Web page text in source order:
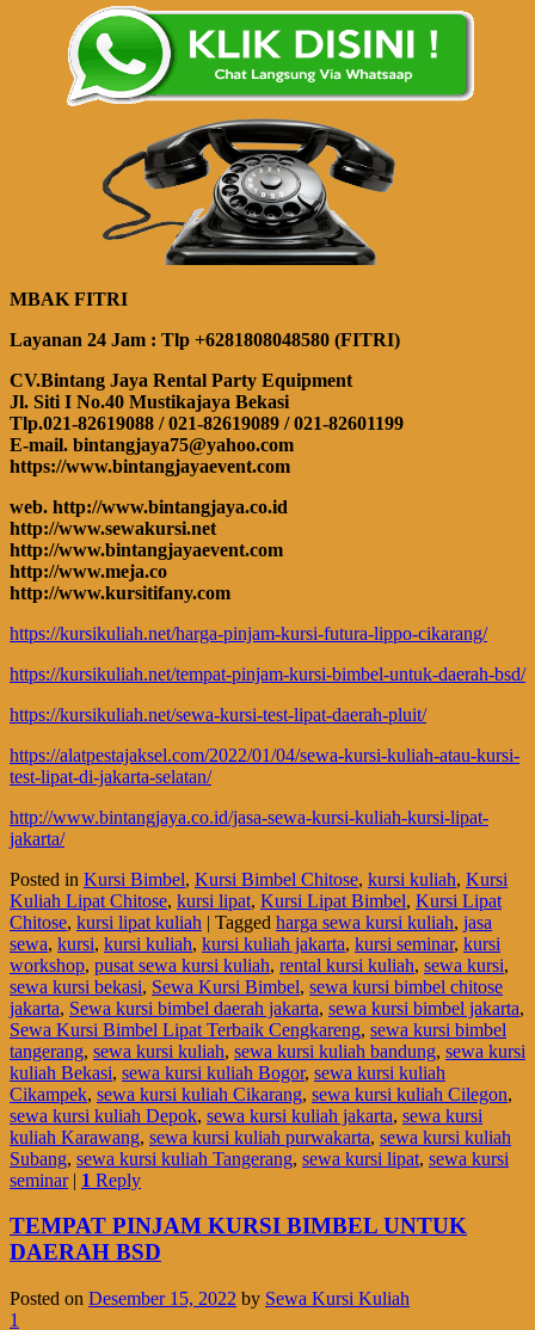
MBAK FITRI
Layanan 24 Jam : Tlp +6281808048580 (FITRI)
CV.Bintang Jaya Rental Party Equipment
Jl. Siti I No.40 Mustikajaya Bekasi
Tlp.021-82619088 / 021-82619089 / 021-82601199
E-mail. bintangjaya75@yahoo.com
https://www.bintangjayaevent.com
web. http://www.bintangjaya.co.id
http://www.sewakursi.net
http://www.bintangjayaevent.com
http://www.meja.co
http://www.kursitifany.com
https://kursikuliah.net/harga-pinjam-kursi-futura-lippo-cikarang/
https://kursikuliah.net/tempat-pinjam-kursi-bimbel-untuk-daerah-bsd/
https://kursikuliah.net/sewa-kursi-test-lipat-daerah-pluit/
https://alatpestajaksel.com/2022/01/04/sewa-kursi-kuliah-atau-kursi-
test-lipat-di-jakarta-selatan/
http://www.bintangjaya.co.id/jasa-sewa-kursi-kuliah-kursi-lipat-
jakarta/
Posted in Kursi Bimbel, Kursi Bimbel Chitose, kursi kuliah, Kursi
Kuliah Lipat Chitose, kursi lipat, Kursi Lipat Bimbel, Kursi Lipat
Chitose, kursi lipat kuliah | Tagged harga sewa kursi kuliah, jasa
sewa, kursi, kursi kuliah, kursi kuliah jakarta, kursi seminar, kursi
workshop, pusat sewa kursi kuliah, rental kursi kuliah, sewa kursi,
sewa kursi bekasi, Sewa Kursi Bimbel, sewa kursi bimbel chitose
jakarta, Sewa kursi bimbel daerah jakarta, sewa kursi bimbel jakarta,
Sewa Kursi Bimbel Lipat Terbaik Cengkareng, sewa kursi bimbel
tangerang, sewa kursi kuliah, sewa kursi kuliah bandung, sewa kursi
kuliah Bekasi, sewa kursi kuliah Bogor, sewa kursi kuliah
Cikampek, sewa kursi kuliah Cikarang, sewa kursi kuliah Cilegon,
sewa kursi kuliah Depok, sewa kursi kuliah jakarta, sewa kursi
kuliah Karawang, sewa kursi kuliah purwakarta, sewa kursi kuliah
Subang, sewa kursi kuliah Tangerang, sewa kursi lipat, sewa kursi
seminar | 1 Reply
TEMPAT PINJAM KURSI BIMBEL UNTUK
DAERAH BSD
Posted on Desember 15, 2022 by Sewa Kursi Kuliah
1